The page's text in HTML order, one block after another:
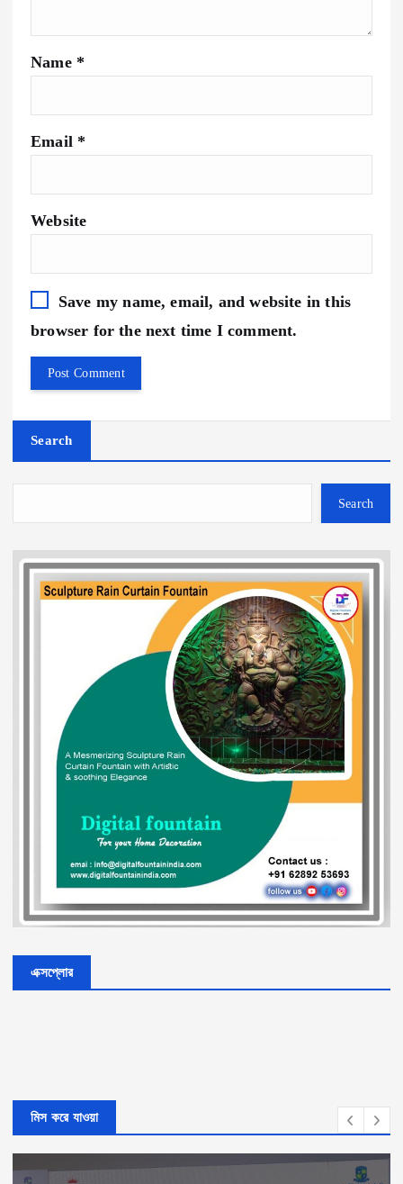
Name *
Email *
Website
Save my name, email, and website in this
browser for the next time I comment.
Search
Search
এক্সপ্লোর
মিস করে যাওয়া